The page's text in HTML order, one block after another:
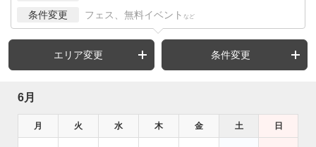
条件変更 フェス、無料イベント など
エリア変更 条件変更
6月
月 火 水 木 金 土 日